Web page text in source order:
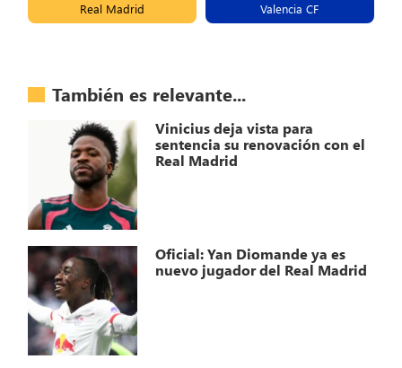
Real Madrid Valencia CF
También es relevante...
Vinicius deja vista para
sentencia su renovación con el
Real Madrid
Oficial: Yan Diomande ya es
nuevo jugador del Real Madrid